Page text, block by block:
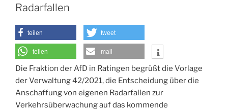
Radarfallen
teilen tweet
teilen mail
Die Fraktion der AfD in Ratingen begrüßt die Vorlage
der Verwaltung 42/2021, die Entscheidung über die
Anschaffung von eigenen Radarfallen zur
Verkehrsüberwachung auf das kommende